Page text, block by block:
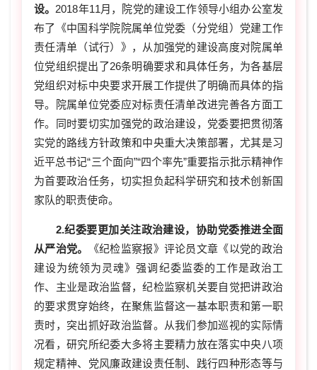
设。 2018年11月，院党的建设工作领导小组办公室发
布了《中国科学院院属单位党委（分党组）党建工作
责任清单（试行）》，从加强党的建设高度对院属单
位党组织提出了26条明确要求和具体任务，为各基层
党组织对标中央要求开展工作提供了明确而具体的指
导。院属单位党委应对标责任清单改进完善各方面工
作。同时要切实加强党的政治建设，党委要把贯彻落
实党的路线方针政策和中央重大决策部署，尤其是习
近平总书记“三个面向”“四个率先”重要指示批示精神作
为首要政治任务，切实担负起科学研究和技术创新国
家队的职责使命。
2.纪委要更加关注政治建设，协助党委推进全面
从严治党。
《纪检监察报》评论员文章《以党的政治
建设为统领为灵魂》强调纪委监委的工作是政治工
作、主业是政治监督，纪检监察机关要自觉把讲政治
的要求贯穿始终，在聚焦监督这一基本职责和第一职
责时，突出抓好政治监督。从我们参加巡视的实际情
况看，研究所纪委大多将主要精力放在落实中央八项
规定精神、党风廉政建设责任制、践行四种形态等与